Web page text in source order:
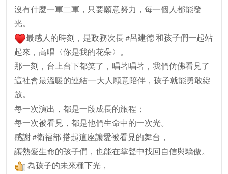
沒有什麼一軍二軍，只要願意努力，每一個人都能發
光。
最感人的時刻，是政務次長 #呂建德 和孩子們一起站
起來，高唱〈你是我的花朵〉。
那一刻，台上台下都笑了，唱著唱著，我們仿佛看見了
這社會最溫暖的連結—大人願意陪伴，孩子就能勇敢綻
放。
每一次演出，都是一段成長的旅程；
每一次被看見，都是他們生命中的一次光。
感謝 #衛福部 搭起這座讓愛被看見的舞台，
讓熱愛生命的孩子們，也能在掌聲中找回自信與驕傲。
為孩子的未來種下光，